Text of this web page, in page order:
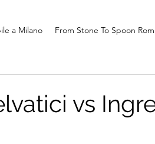
a Milano From Stone To Spoon
vs